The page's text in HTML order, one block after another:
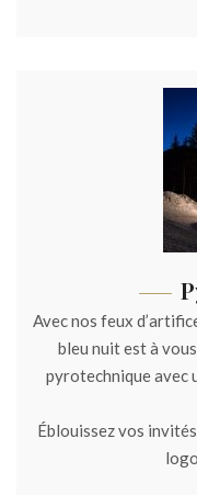
Avec nos feux
bleu nuit est à
pyrotechnique avec
Éblouissez vos